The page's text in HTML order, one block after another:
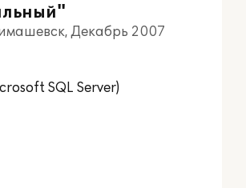
Декабрь 2007
SQL Server)